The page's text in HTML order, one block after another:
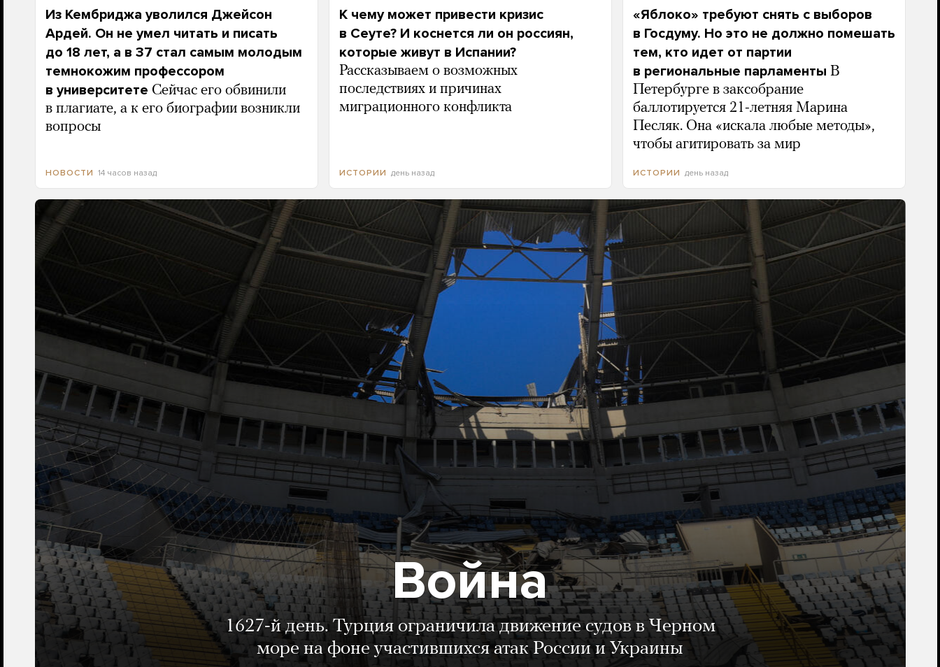
Из Кембриджа уволился Джейсон
Ардей. Он не умел читать и писать
до 18 лет, а в 37 стал самым молодым
темнокожим профессором
в университете Сейчас его обвинили
в плагиате, а к его биографии возникли
вопросы
НОВОСТИ 14 часов назад
К чему может привести кризис
в Сеуте? И коснется ли он россиян,
которые живут в Испании?
Рассказываем о возможных
последствиях и причинах
миграционного конфликта
ИСТОРИИ день назад
«Яблоко» требуют снять с выборов
в Госдуму. Но это не должно помешать
тем, кто идет от партии
в региональные парламенты В
Петербурге в заксобрание
баллотируется 21-летняя Марина
Песляк. Она «искала любые методы»,
чтобы агитировать за мир
ИСТОРИИ день назад
Война
1627-й день. Турция ограничила движение судов в Черном
море на фоне участившихся атак России и Украины